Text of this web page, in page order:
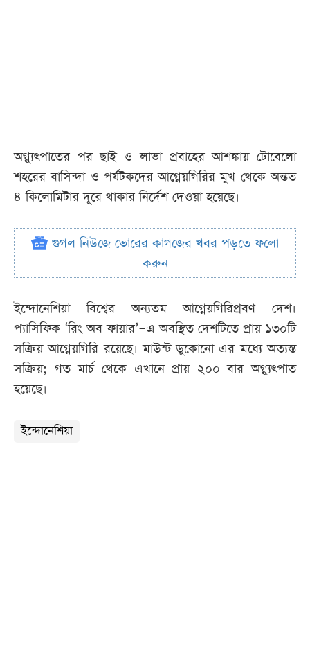
অগ্ন্যুৎপাতের পর ছাই ও লাভা প্রবাহের আশঙ্কায় টোবেলো
শহরের বাসিন্দা ও পর্যটকদের আগ্নেয়গিরির মুখ থেকে অন্তত
৪ কিলোমিটার দূরে থাকার নির্দেশ দেওয়া হয়েছে।
গুগল নিউজে ভোরের কাগজের খবর পড়তে ফলো
করুন
ইন্দোনেশিয়া বিশ্বের অন্যতম আগ্নেয়গিরিপ্রবণ দেশ।
প্যাসিফিক ‘রিং অব ফায়ার’–এ অবস্থিত দেশটিতে প্রায় ১৩০টি
সক্রিয় আগ্নেয়গিরি রয়েছে। মাউন্ট ডুকোনো এর মধ্যে অত্যন্ত
সক্রিয়; গত মার্চ থেকে এখানে প্রায় ২০০ বার অগ্ন্যুৎপাত
হয়েছে।
ইন্দোনেশিয়া